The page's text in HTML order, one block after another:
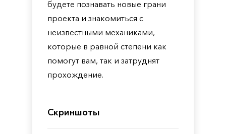
будете познавать новые грани
проекта и знакомиться с
неизвестными механиками,
которые в равной степени как
помогут вам, так и затруднят
прохождение.
Скриншоты